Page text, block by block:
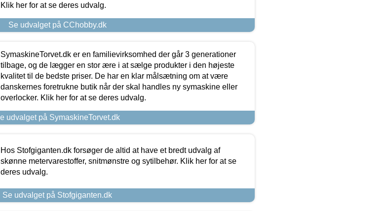
Klik her for at se deres udvalg.
Se udvalget på CChobby.dk
SymaskineTorvet.dk er en familievirksomhed der går 3 generationer
tilbage, og de lægger en stor ære i at sælge produkter i den højeste
kvalitet til de bedste priser. De har en klar målsætning om at være
danskernes foretrukne butik når der skal handles ny symaskine eller
overlocker. Klik her for at se deres udvalg.
udvalget på SymaskineTorvet.dk
Hos Stofgiganten.dk forsøger de altid at have et bredt udvalg af
skønne metervarestoffer, snitmønstre og sytilbehør. Klik her for at se
deres udvalg.
Se udvalget på Stofgiganten.dk